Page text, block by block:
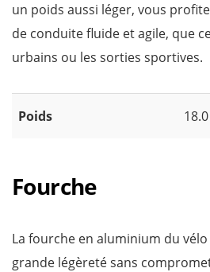
un poids aussi léger, vous
de conduite fluide et agile, que
urbains ou les sorties sportives.
Poids
Fourche
La fourche en aluminium du
grande légèreté sans